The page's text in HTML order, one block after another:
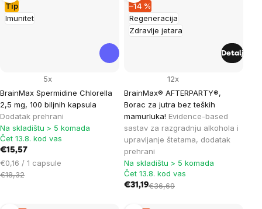
Tip
Imunitet
BrainMax Spermidine Chlorella
2,5 mg, 100 biljnih kapsula
Dodatak prehrani
5x
Na skladištu > 5 komada
Čet 13.8. kod vas
€15,57
Cijena
mjere:
€0,16 / 1 capsule
€18,32
Regeneracija
Zdravlje jetara
–14 %
BrainMax® AFTERPARTY®,
Borac za jutra bez teških
mamurluka! Evidence-based
sastav za razgradnju alkohola i
upravljanje štetama, dodatak
prehrani
12x
Na skladištu > 5 komada
Čet 13.8. kod vas
€31,19€36,69
Detalj